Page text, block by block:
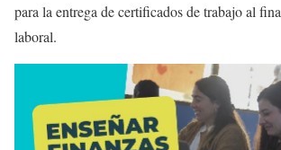
para la entrega de certificados de trabajo al
laboral.